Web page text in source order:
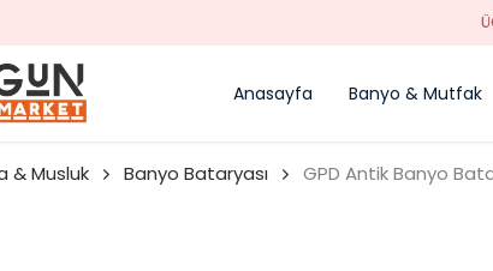
Anasayfa Banyo & Mutfak
& Musluk Banyo Bataryası GPD Antik Banyo